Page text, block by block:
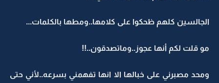
الجالسين كلهم ظحكوا على كلامها..ومطها بالكلمات...
مو قلت لكم أنها عجوز..وماتصدقون..!!
ومحد مصبرني على خبالها الا انها تفهمني بسرعه..لأني حتى